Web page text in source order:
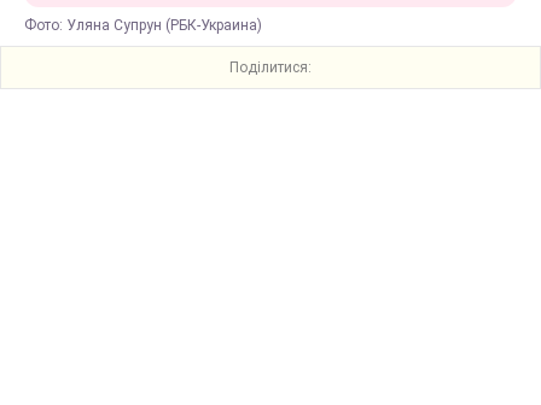
Фото: Уляна Супрун (РБК-Украина)
Поділитися: